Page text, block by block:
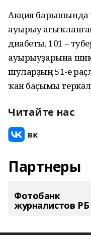
Акция барышында
ауырыу
диабеты, 101 –
ауырыуҙарына шик
шуларҙың 51-е
ҡан баҫымы
Читайте нас
Партнеры
Фотобанк
журналистов РБ